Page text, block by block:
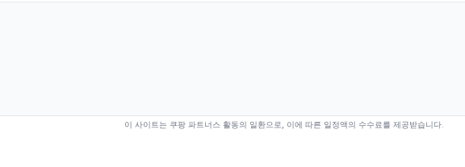
이 사이트는 쿠팡 파트너스 활동의 일환으로, 이에 따른 일정액의 수수료를 제공받습니다.